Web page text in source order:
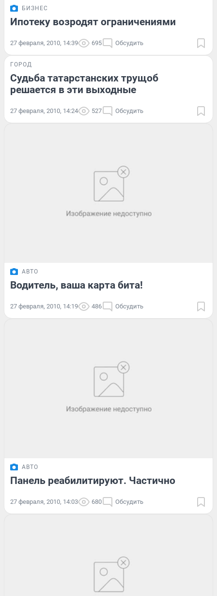
БИЗНЕС
Ипотеку возродят ограничениями
27 февраля, 2010, 14:39 695 Обсудить
ГОРОД
Судьба татарстанских трущоб
решается в эти выходные
27 февраля, 2010, 14:24 527 Обсудить
АВТО
Водитель, ваша карта бита!
27 февраля, 2010, 14:19 486 Обсудить
АВТО
Панель реабилитируют. Частично
27 февраля, 2010, 14:03 680 Обсудить